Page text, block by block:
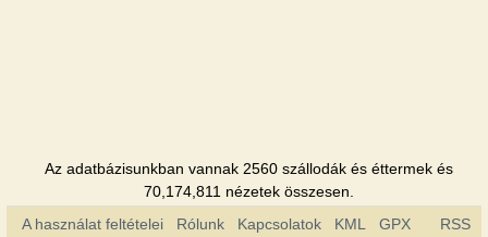
Az adatbázisunkban vannak 2560 szállodák és éttermek és
70,174,811 nézetek összesen.
A használat feltételei
Rólunk Kapcsolatok KML GPX RSS